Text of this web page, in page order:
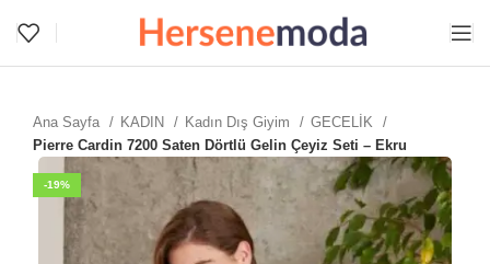
Ana Sayfa KADIN Kadın Dış Giyim
GECELİK
Pierre Cardin 7200 Saten Dörtlü Gelin Çeyiz Seti – Ekru
-19%